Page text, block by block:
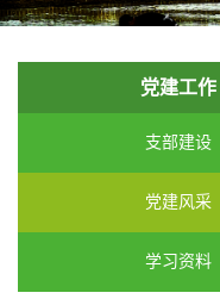
党建工作
支部建设
党建风采
学习资料